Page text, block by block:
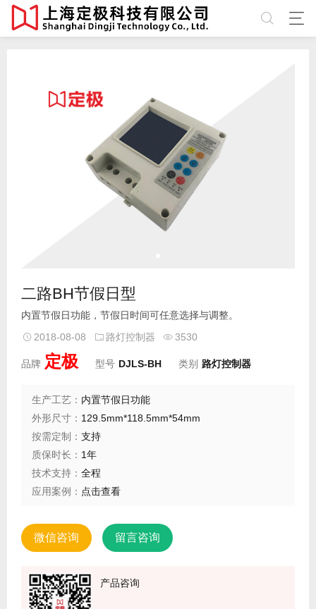
二路BH节假日型
内置节假日功能，节假日时间可任意选择与调整。
2018-08-08
路灯控制器 3530
品牌 定极 型号 DJLS-BH 类别 路灯控制器
生产工艺： 内置节假日功能
外形尺寸： 129.5mm*118.5mm*54mm
按需定制： 支持
质保时长： 1年
技术支持： 全程
应用案例： 点击查看
微信咨询 留言咨询
产品咨询